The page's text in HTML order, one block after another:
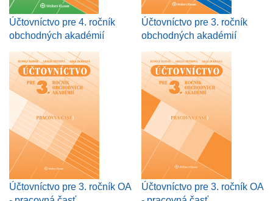
Účtovníctvo pre 4. ročník
obchodných akadémií
Účtovníctvo pre 3. ročník
obchodných akadémií
Účtovníctvo pre 3. ročník OA
Účtovníctvo pre 3. ročník OA